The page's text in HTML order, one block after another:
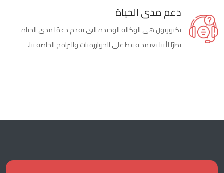
دعم مدى الحياة
تكنوريون هي الوكالة الوحيدة التي تقدم دعمًا مدى الحياة
نظرًا لأننا نعتمد فقط على الخوارزميات والبرامج الخاصة بنا.